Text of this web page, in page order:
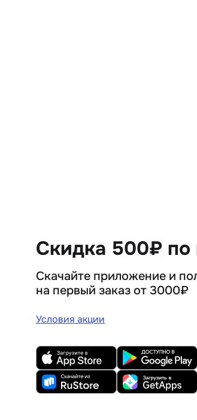
Скидка 500₽
Скачайте приложение и
на первый заказ от 3000₽
Условия акции